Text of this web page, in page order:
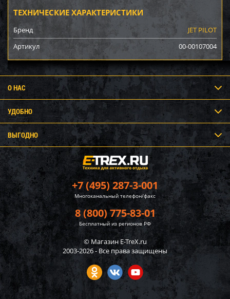
ТЕХНИЧЕСКИЕ ХАРАКТЕРИСТИКИ
Бренд
JET PILOT
Артикул
00-00107004
+7 (495) 287-3-001
Многоканальный телефон/факс
8 (800) 775-83-01
Бесплатный из регионов РФ
© Магазин E-TreX.ru
2003-2026 - Все права защищены
О НАС
УДОБНО
ВЫГОДНО